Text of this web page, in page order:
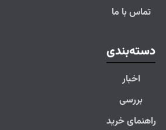
تماس با ما
دسته‌بندی
اخبار
بررسی
راهنمای خرید